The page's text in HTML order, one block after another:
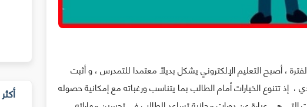
، أصبح التعليم الإلكتروني يشكل بديلًا معتمدا للتمدرس ، و أثبت
، إذ تتنوع الخيارات أمام الطالب بما يتناسب ورغباته مع إمكانية حصوله